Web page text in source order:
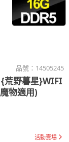
品號： 14505245
{荒野暮星}WIFI
物適用)
活動賣場